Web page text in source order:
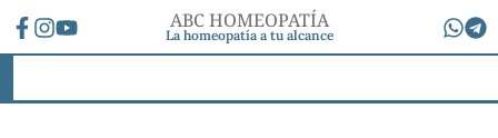
ABC HOMEOPATÍA
La homeopatía a tu alcance